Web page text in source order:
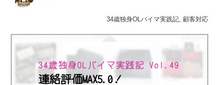
BUYMAの売れ筋商品
34歳独身OLバイマ実践記, 顧客対応